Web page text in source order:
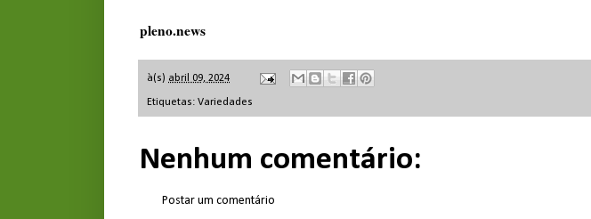
pleno.news
à(s) abril 09, 2024
Etiquetas: Variedades
Nenhum comentário:
Postar um comentário